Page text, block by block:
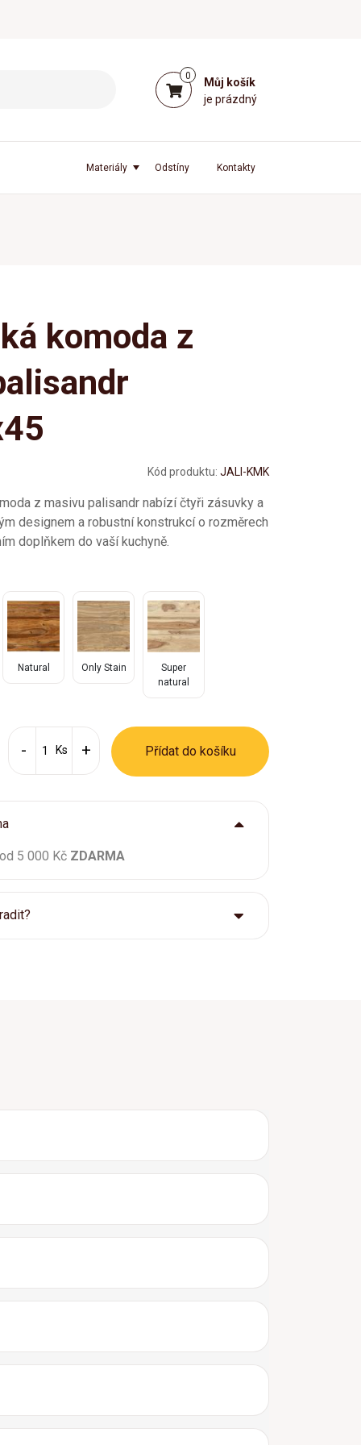
0
Můj košík
je prázdný
Kontakty
Odstíny
Materiály
komoda z
Kód produktu: JALI-KMK
z masivu palisandr nabízí čtyři zásuvky a
designem a robustní konstrukcí o rozměrech
doplňkem do vaší kuchyně.
Natural Only Stain
Super
natural
Ks Přídat do košíku
5 000 Kč ZDARMA